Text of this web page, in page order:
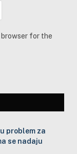
browser for the
problem za
se nadaju